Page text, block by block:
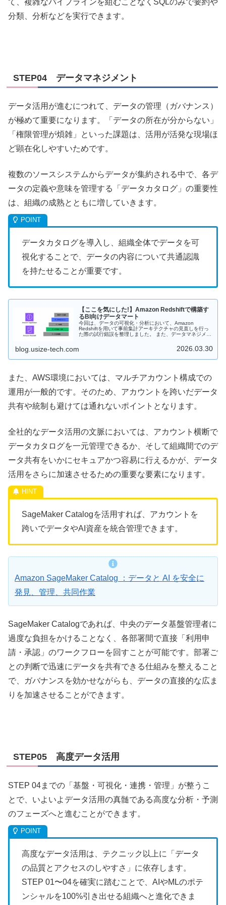
て、複雑なパイプラインを組むことなくSQLのみで要約や
分類、分析などを実行できます。
STEP04 データマネジメント
データ活用が進むにつれて、データの管理（ガバナンス）
が極めて重要になります。「データの所在が分からない」
「権限管理が煩雑」といった課題は、活用が活発な現場ほ
ど顕在化しやすいためです。
複数のソースシステムからデータが集約される中で、各デ
ータの定義や意味を管理する「データカタログ」の重要性
は、組織の成熟とともに増していきます。
データカタログを導入し、組織全体でデータを可
視化することで、データの内容について共通認識
を持たせることが重要です。
【ここを気にした!】Amazon Redshiftで構築す
るBI向けデータマート
今回は、データの可視化・分析において、Amazon
Redshiftを用いて事前集計アーキテクチャの見直しを行っ
た際の試行錯誤を整理しました。 また、データマネジメン
用いて改善できるポイントについてもご紹介します。
blog.usize-tech.com 2026.03.30
また、AWS環境においては、マルチアカウント構成での
運用が一般的です。そのため、アカウントを跨いだデータ
共有や統制も避けては通れないポイントとなります。
全社的なデータ活用の文脈においては、アカウント横断で
データカタログを一元管理できるか、そして組織間でのデ
ータ共有をいかにセキュアかつ容易に行えるかが、データ
活用をさらに加速させるための重要な要素になります。
SageMaker Catalogを活用すれば、アカウントを
跨いでデータやAI資産を統合管理できます。
Amazon SageMaker Catalog ：データと AI を安全に
発見、管理、共同作業
SageMaker Catalogであれば、中央のデータ基盤管理者に
過度な負担をかけることなく、各部署間で直接「利用申
請・承認」のワークフローを回すことが可能です。部署ご
との判断で迅速にデータを共有できる仕組みを整えること
で、ガバナンスを効かせながらも、データの直接的な広ま
りを加速させることができます。
STEP05 高度データ活用
STEP 04までの「基盤・可視化・連携・管理」が整うこ
とで、いよいよデータ活用の真髄である高度な分析・予測
のフェーズへと進むことができます。
高度なデータ活用は、テクニック以上に「データ
の品質とアクセスのしやすさ」に依存します。
STEP 01〜04を確実に踏むことで、AIやMLのポテ
ンシャルを100%引き出せる組織へと進化できま